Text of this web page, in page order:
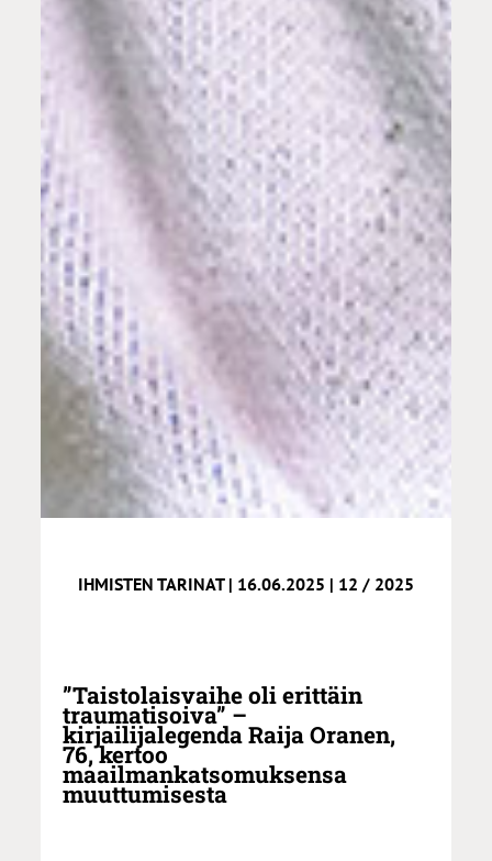
IHMISTEN TARINAT | 16.06.2025 | 12 / 2025
”Taistolaisvaihe oli erittäin
traumatisoiva” –
kirjailijalegenda Raija Oranen,
76, kertoo
maailmankatsomuksensa
muuttumisesta